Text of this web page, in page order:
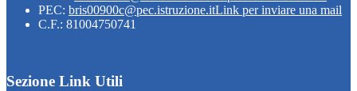
PEC: bris00900c@pec.istruzione.itLink per inviare una mail
C.F.: 81004750741
Sezione Link Utili